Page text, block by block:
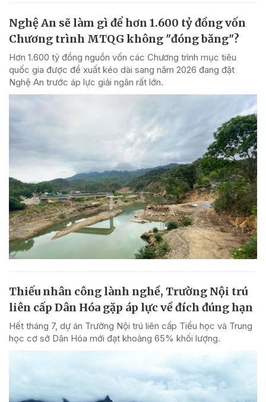
Nghệ An sẽ làm gì để hơn 1.600 tỷ đồng vốn
Chương trình MTQG không "đóng băng"?
Hơn 1.600 tỷ đồng nguồn vốn các Chương trình mục tiêu
quốc gia được đề xuất kéo dài sang năm 2026 đang đặt
Nghệ An trước áp lực giải ngân rất lớn.
Thiếu nhân công lành nghề, Trường Nội trú
liên cấp Dân Hóa gặp áp lực về đích đúng hạn
Hết tháng 7, dự án Trường Nội trú liên cấp Tiểu học và Trung
học cơ sở Dân Hóa mới đạt khoảng 65% khối lượng.